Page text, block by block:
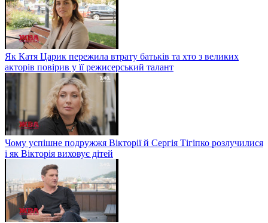
Як Катя Царик пережила втрату батьків та хто з великих
акторів повірив у її режисерський талант
Чому успішне подружжя Вікторії й Сергія Тігіпко розлучилися
і як Вікторія виховує дітей